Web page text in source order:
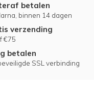
betalen
binnen 14 dagen
verzending
€75
betalen
SSL verbinding